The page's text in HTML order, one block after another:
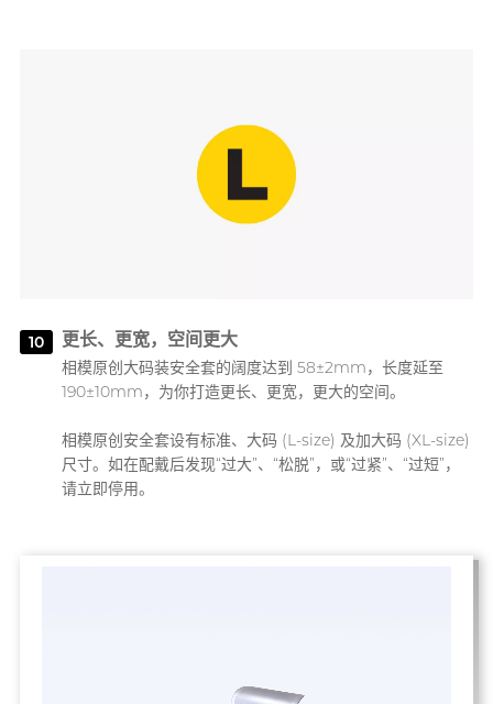
10 更长、更宽，空间更大
相模原创大码装安全套的阔度达到 58±2mm，长度延至
190±10mm，为你打造更长、更宽，更大的空间。
相模原创安全套设有标准、大码 (L-size) 及加大码 (XL-size)
尺寸。如在配戴后发现“过大”、“松脱”，或“过紧”、“过短”，
请立即停用。